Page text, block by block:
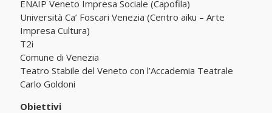
ENAIP Veneto Impresa Sociale (Capofila)
Università Ca’ Foscari Venezia (Centro aiku – Arte
Impresa Cultura)
T2i
Comune di Venezia
Teatro Stabile del Veneto con l’Accademia Teatrale
Carlo Goldoni
Obiettivi